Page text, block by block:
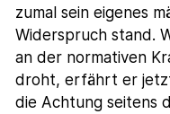
zumal sein eigenes
Widerspruch stand.
an der normativen
droht, erfährt er
die Achtung seitens